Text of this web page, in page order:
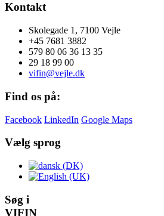
Kontakt
Skolegade 1, 7100 Vejle
+45 7681 3882
579 80 06 36 13 35
29 18 99 00
vifin@vejle.dk
Find os på:
Facebook LinkedIn Google Maps
Vælg sprog
Søg i
VIFIN